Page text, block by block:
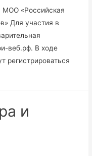
МОО «Российская
Для участия в
веб.рф. В ходе
регистрироваться
и